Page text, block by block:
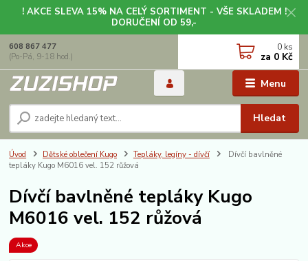
! AKCE SLEVA 15% NA CELÝ SORTIMENT - VŠE SKLADEM !
DORUČENÍ OD 59,-
Menu
Hledat
608 867 477
(Po-Pá, 9-18 hod.)
0 ks
za 0 Kč
Úvod Dětské oblečení Kugo Tepláky, legíny - dívčí
Dívčí bavlněné
tepláky Kugo M6016 vel. 152 růžová
Dívčí bavlněné tepláky Kugo
M6016 vel. 152 růžová
Akce